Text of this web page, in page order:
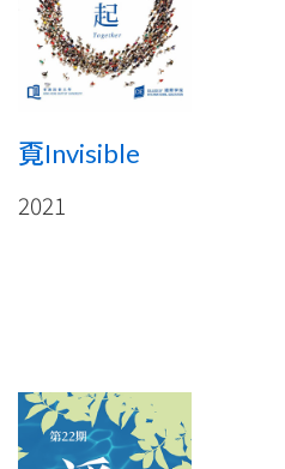
覔Invisible
2021